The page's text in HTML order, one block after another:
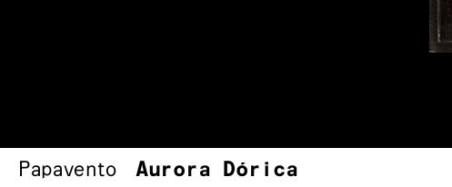
Papavento Aurora Dórica